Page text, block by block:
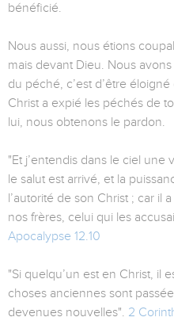
bénéficié.
Nous aussi, nous étions
mais devant Dieu. Nous
du péché, c’est d’être
Christ a expié les péchés de
lui, nous obtenons le pardon.
"Et j’entendis dans le ciel une
le salut est arrivé, et la
l’autorité de son Christ ; car il
nos frères, celui qui les
Apocalypse 12.10
"Si quelqu’un est en Christ, il
choses anciennes sont
devenues nouvelles". 2